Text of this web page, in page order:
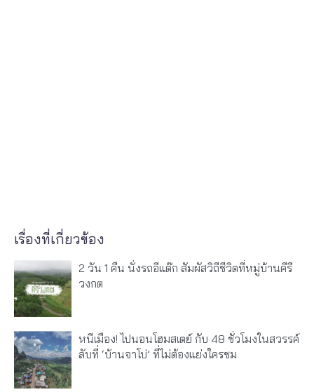
เรื่องที่เกี่ยวข้อง
2 วัน 1 คืน นั่งรถอีแต๊ก สัมผัสวิถีชีวิตที่หมู่บ้านคีรี
วงกต
หนีเมือง! ไปนอนโฮมสเตย์ กับ 48 ชั่วโมงในสวรรค์
ลับที่ ‘บ้านจาโบ่’ ที่ไม่ต้องแย่งใครชม